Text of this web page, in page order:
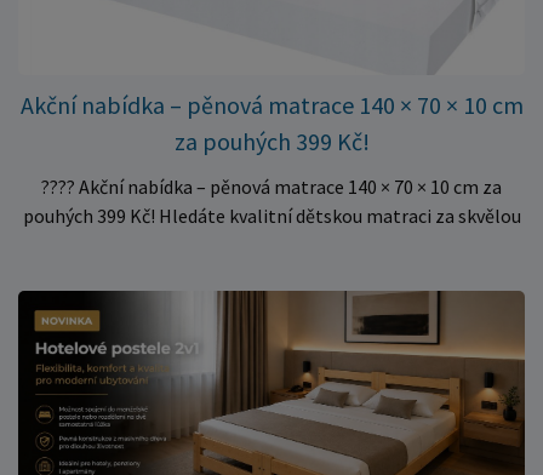
Akční nabídka – pěnová matrace 140 × 70 × 10 cm
za pouhých 399 Kč!
???? Akční nabídka – pěnová matrace 140 × 70 × 10 cm za
pouhých 399 Kč! Hledáte kvalitní dětskou matraci za skvělou
✅ Pohodlné pěnové jádro pro komfortní spánek dítěte ✅
Skvělá volba do dětských postýlek ✅ Výjimečně výhodná cena
– jen 399 Kč Využijte této mimořádné nabídky a pořiďte
kvalitní matraci za cenu, která patří k nejvýhodnějším na
trhu. Akce platí pouze do vyprodání zásob. Nakupujte chytře a
ušetřete!